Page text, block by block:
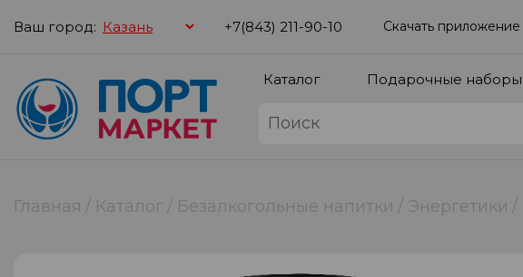
Ваш город: +7(843) 211-90-10 Скачать приложение
Каталог Подарочные наборы
Главная Каталог Безалкогольные напитки Энергетики